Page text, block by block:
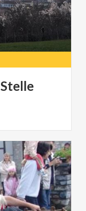
Stelle